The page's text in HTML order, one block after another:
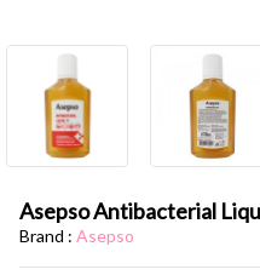
Asepso Antibacterial
Brand : Asepso